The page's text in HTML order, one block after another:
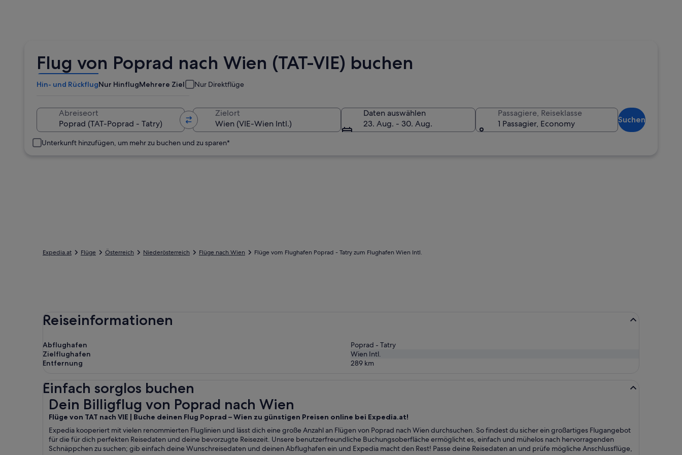
Flug von Poprad nach Wien (TAT-VIE) buchen
Hin- und RückflugNur HinflugMehrere Ziele Nur Direktflüge
Abreiseort Zielort
Daten auswählen
23. Aug. - 30. Aug.
Passagiere, Reiseklasse
1 Passagier, Economy
Suchen
Unterkunft hinzufügen, um mehr zu buchen und zu sparen*
Expedia.at Flüge Österreich Niederösterreich Flüge nach Wien Flüge vom Flughafen Poprad - Tatry zum Flughafen Wien Intl.
Reiseinformationen
Abflughafen
Poprad - Tatry
Zielflughafen
Wien Intl.
Entfernung
289 km
Einfach sorglos buchen
Dein Billigflug von Poprad nach Wien
Flüge von TAT nach VIE | Buche deinen Flug Poprad – Wien zu günstigen Preisen online bei Expedia.at!
Expedia kooperiert mit vielen renommierten Fluglinien und lässt dich eine große Anzahl an Flügen von Poprad nach Wien durchsuchen. So findest du sicher ein großartiges Flugangebot
für die für dich perfekten Reisedaten und deine bevorzugte Reisezeit. Unsere benutzerfreundliche Buchungsoberfläche ermöglicht es, einfach und mühelos nach hervorragenden
Schnäppchen zu suchen; gib einfach deine Wunschreisedaten und deinen Abflughafen ein und Expedia macht den Rest! Passe deine Reisedaten an und prüfe mögliche Anschlussflüge,
Dein Billigflug von Poprad nach Wien